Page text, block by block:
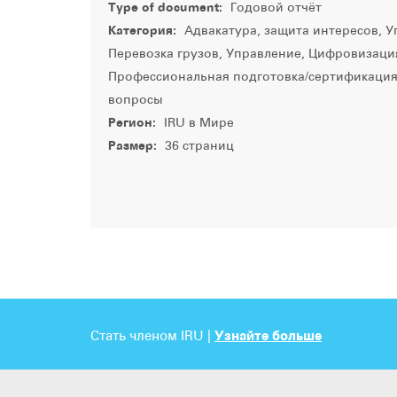
Type of document: Годовой отчёт
Категория:
Адвакатура, защита интересов,
Перевозка грузов, Управление,
Профессиональная подготовка/
вопросы
Регион: IRU в Мире
Размер: 36 страниц
Стать членом IRU | Узнайте больше